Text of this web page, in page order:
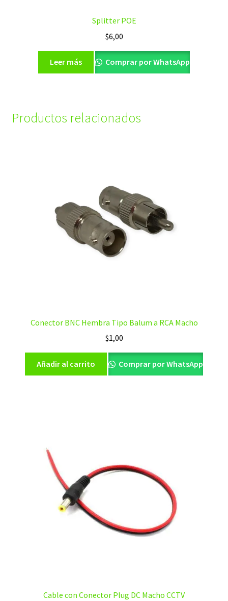
Splitter POE
$6,00
Leer más Comprar por WhatsApp
Productos relacionados
Conector BNC Hembra Tipo Balum a RCA Macho
$1,00
Añadir al carrito Comprar por WhatsApp
Cable con Conector Plug DC Macho CCTV